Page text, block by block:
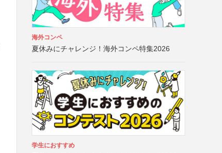
海外コンペ
夏休みにチャレンジ！海外コンペ特集2026
学生におすすめ